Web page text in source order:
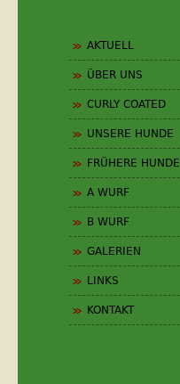
AKTUELL
ÜBER UNS
CURLY COATED
UNSERE HUNDE
FRÜHERE HUNDE
A WURF
B WURF
GALERIEN
LINKS
KONTAKT